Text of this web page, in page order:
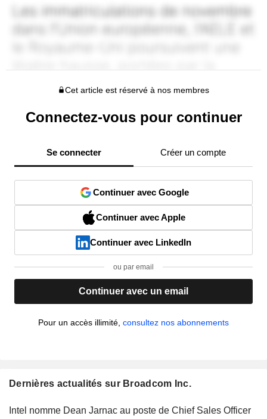
Cet article est réservé à nos membres
Connectez-vous pour continuer
Se connecter Créer un compte
Continuer avec Google
Continuer avec Apple
Continuer avec LinkedIn
ou par email
Continuer avec un email
Pour un accès illimité, consultez nos abonnements
Dernières actualités sur Broadcom Inc.
Intel nomme Dean Jarnac au poste de Chief Sales Officer